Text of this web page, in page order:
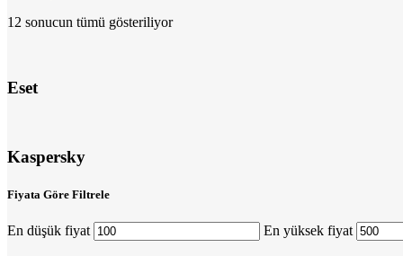
12 sonucun tümü gösteriliyor
Eset
Kaspersky
Fiyata Göre Filtrele
En düşük fiyat En yüksek fiyat